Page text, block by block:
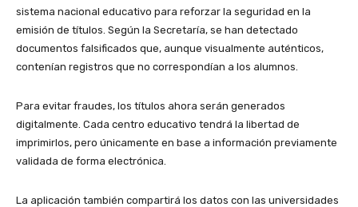
sistema nacional educativo para reforzar la seguridad en la
emisión de títulos. Según la Secretaría, se han detectado
documentos falsificados que, aunque visualmente auténticos,
contenían registros que no correspondían a los alumnos.
Para evitar fraudes, los títulos ahora serán generados
digitalmente. Cada centro educativo tendrá la libertad de
imprimirlos, pero únicamente en base a información previamente
validada de forma electrónica.
La aplicación también compartirá los datos con las universidades